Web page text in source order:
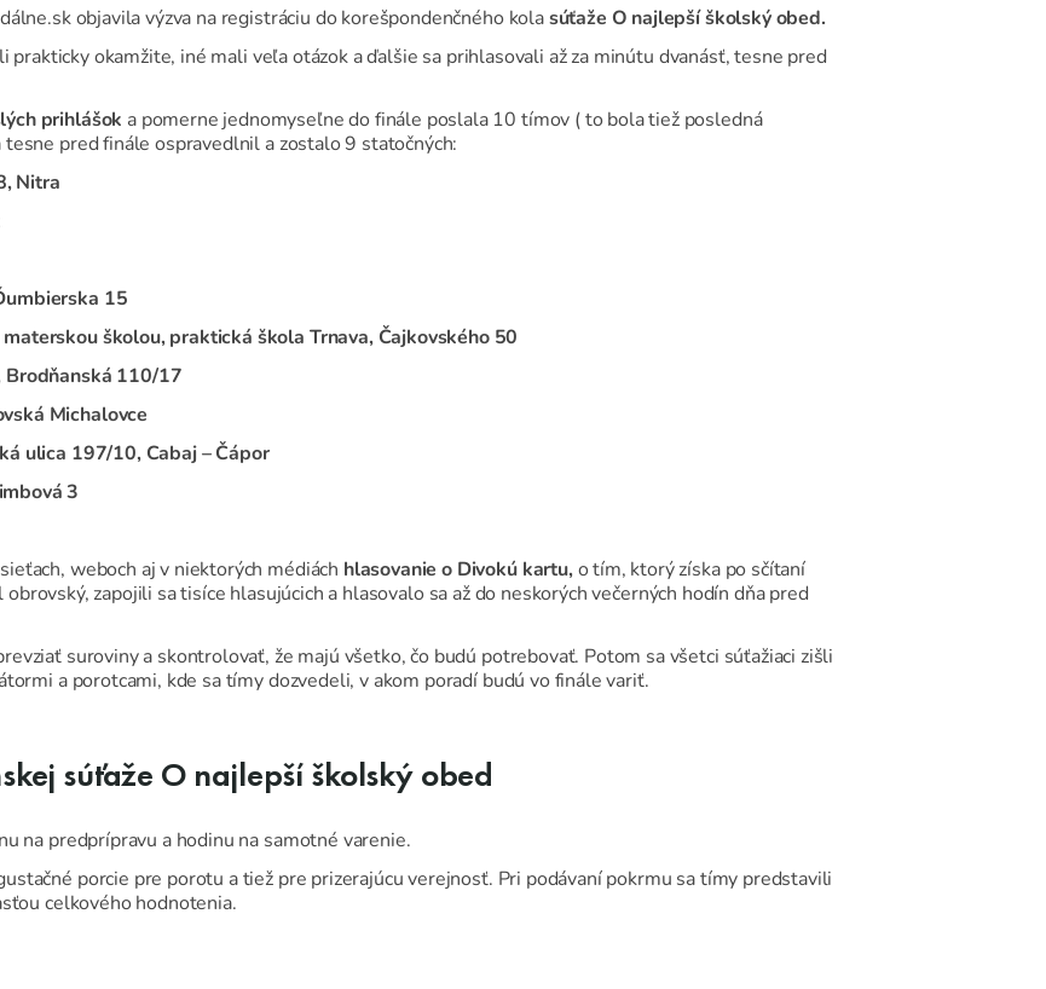
objavila výzva na registráciu do korešpondenčného kolasúťaže O najlepší školský obed.
okamžite, iné mali veľa otázok a ďalšie sa prihlasovali až za minútu dvanásť, tesne pred
prihlášok a pomerne jednomyseľne do finále poslala 10 tímov (to bola tiež posledná
tesne pred finále ospravedlnil a zostalo 9 statočných:
Nitra
15
školou, praktická škola Trnava, Čajkovského 50
Brodňanská 110/17
Michalovce
ulica 197/10, Cabaj – Čápor
3
weboch aj v niektorých médiách hlasovanie o Divokú kartu,o tím, ktorý získa po sčítaní
obrovský, zapojili sa tisíce hlasujúcich a hlasovalo sa až do neskorých večerných hodín dňa pred
suroviny a skontrolovať, že majú všetko, čo budú potrebovať. Potom sa všetci súťažiaci zišli
a porotcami, kde sa tímy dozvedeli, v akom poradí budú vo finále variť.
súťaže O najlepší školský obed
na predprípravu a hodinu na samotné varenie.
porcie pre porotu a tiež pre prizerajúcu verejnosť. Pri podávaní pokrmu sa tímy predstavili
celkového hodnotenia.